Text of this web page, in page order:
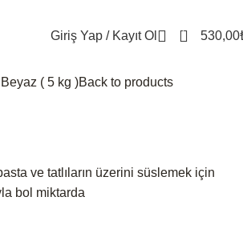
Giriş Yap / Kayıt Ol 2 530,00
( 5 kg )Back to products
ve tatlıların üzerini süslemek için
bol miktarda